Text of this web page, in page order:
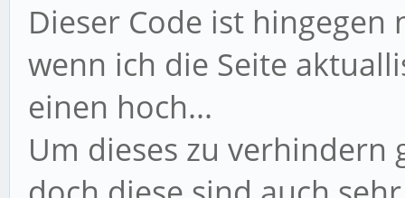
Dieser Code ist
wenn ich die Seite
einen hoch...
Um dieses zu verhindern